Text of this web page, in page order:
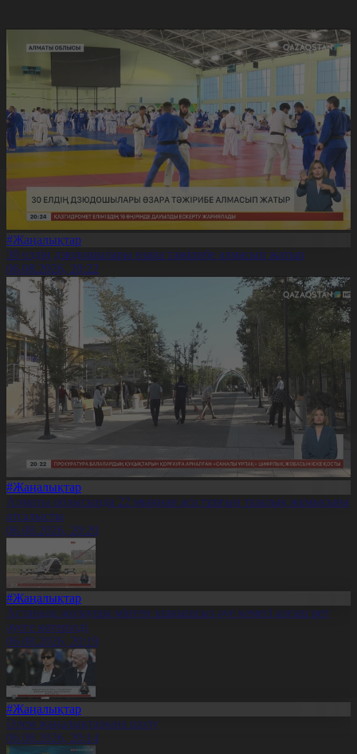
#Жаңалықтар
30 елдің дзюдошылары өзара тәжірибе алмасып жатыр
06.08.2026, 20:22
#Жаңалықтар
Алматы облысында 22 мыңнан аса тұрғын тазалық жұмысына
атсалысты
06.08.2026, 20:20
#Жаңалықтар
Астанада жолаушы мінген ұшқышсыз әуе кемесі алғаш рет
әуеге көтерілді
06.08.2026, 20:19
#Жаңалықтар
Әлем жаңалықтарына шолу
06.08.2026, 20:14